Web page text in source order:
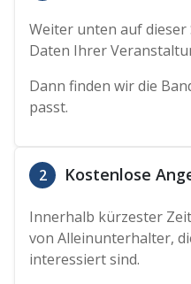
Weiter unten auf dieser
Daten Ihrer
Dann finden wir die
passt.
2 Kostenlose
Innerhalb kürzester
von Alleinunterhalter,
interessiert sind.